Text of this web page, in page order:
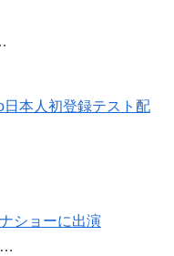
本人初登録テスト配
ショーに出演
…